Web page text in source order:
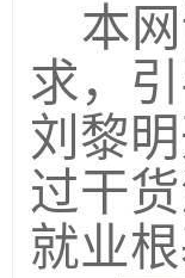
本
求，
刘黎
过干
就业